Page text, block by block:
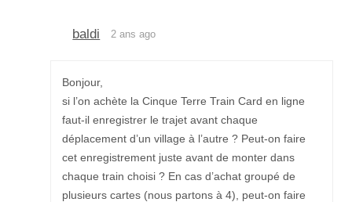
baldi 2 ans ago
Bonjour,
si l’on achète la Cinque Terre Train Card en ligne
faut-il enregistrer le trajet avant chaque
déplacement d’un village à l’autre ? Peut-on faire
cet enregistrement juste avant de monter dans
chaque train choisi ? En cas d’achat groupé de
plusieurs cartes (nous partons à 4), peut-on faire